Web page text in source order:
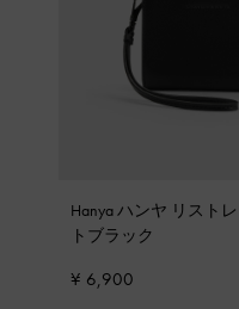
Hanya ハンヤ リスト
トブラック
¥ 6,900